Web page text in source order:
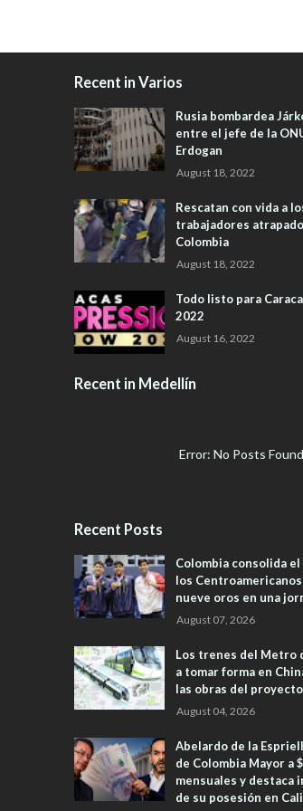
Recent in Varios
Rusia bombardea
entre el jefe de la
Erdogan
August 18, 2022
Rescatan con vida a
trabajadores
Colombia
August 18, 2022
Todo listo para
2022
August 16, 2022
Recent in Medellín
Error: No Posts Found
Recent Posts
Colombia consolida
los
nueve oros en una
August 07, 2026
Los trenes del Metro
a tomar forma en
las obras del
August 04, 2026
Abelardo de la
de Colombia Mayor a
mensuales y destaca
de su posesión en Cali